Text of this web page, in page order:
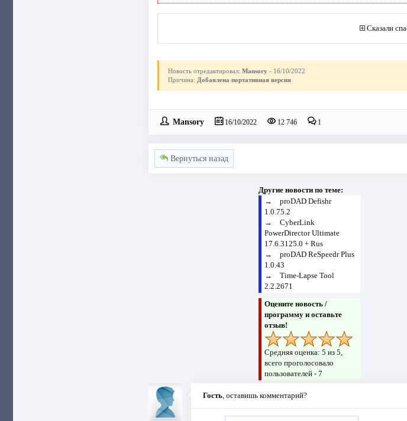
Сказали
Новость отредактировал: Mansory- 16/10/2022
Причина: Добавлена портативная версия
Mansory 16/10/2022 12 746 1
Вернуться назад
Другие новости по теме:
→ proDAD Defishr
1.0.75.2
→ CyberLink
PowerDirector Ultimate
17.6.3125.0 + Rus
→ proDAD ReSpeedr Plus
1.0.43
→ Time-Lapse Tool
2.2.2671
Оцените новость /
программу и оставьте
отзыв!
Средняя оценка: 5 из 5,
всего проголосовало
пользователей - 7
Гость, оставишь комментарий?